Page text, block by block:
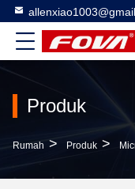
Produk
Rumah > Produk >